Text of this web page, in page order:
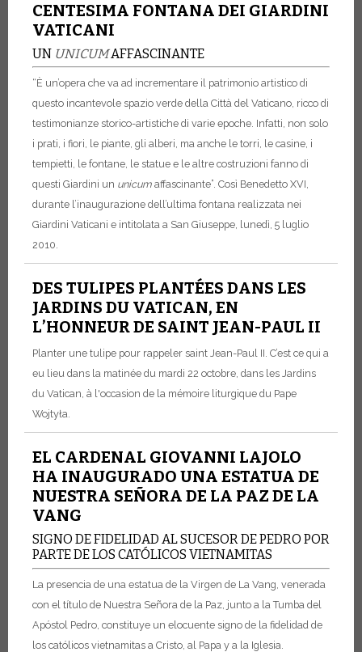
CENTESIMA FONTANA DEI GIARDINI
VATICANI
UN UNICUMAFFASCINANTE
“È un’opera che va ad incrementare il patrimonio artistico di
questo incantevole spazio verde della Città del Vaticano, ricco di
testimonianze storico-artistiche di varie epoche. Infatti, non solo
i prati, i fiori, le piante, gli alberi, ma anche le torri, le casine, i
tempietti, le fontane, le statue e le altre costruzioni fanno di
questi Giardini un unicum affascinante”. Così Benedetto XVI,
durante l’inaugurazione dell’ultima fontana realizzata nei
Giardini Vaticani e intitolata a San Giuseppe, lunedì, 5 luglio
2010.
DES TULIPES PLANTÉES DANS LES
JARDINS DU VATICAN, EN
L’HONNEUR DE SAINT JEAN-PAUL II
Planter une tulipe pour rappeler saint Jean-Paul II. C’est ce qui a
eu lieu dans la matinée du mardi 22 octobre, dans les Jardins
du Vatican, à l'occasion de la mémoire liturgique du Pape
Wojtyła.
EL CARDENAL GIOVANNI LAJOLO
HA INAUGURADO UNA ESTATUA DE
NUESTRA SEÑORA DE LA PAZ DE LA
VANG
SIGNO DE FIDELIDAD AL SUCESOR DE PEDRO POR
PARTE DE LOS CATÓLICOS VIETNAMITAS
La presencia de una estatua de la Virgen de La Vang, venerada
con el título de Nuestra Señora de la Paz, junto a la Tumba del
Apóstol Pedro, constituye un elocuente signo de la fidelidad de
los católicos vietnamitas a Cristo, al Papa y a la Iglesia.